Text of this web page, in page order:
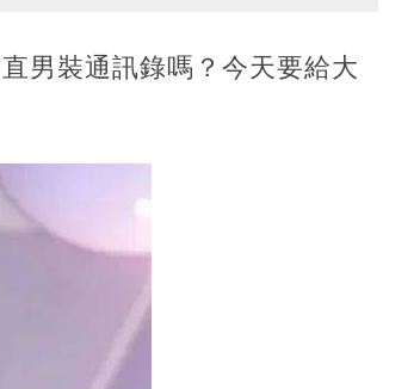
男裝通訊錄嗎？今天要給大